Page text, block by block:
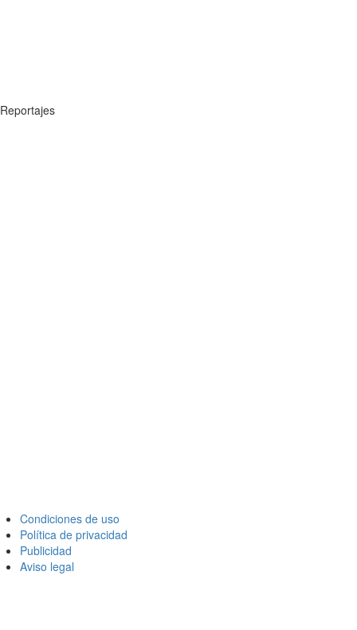
Reportajes
Condiciones de uso
Política de privacidad
Publicidad
Aviso legal